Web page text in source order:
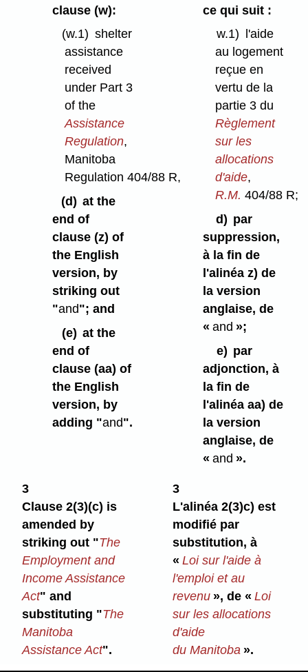
clause (w):
(w.1) shelter
assistance
received
under Part 3
of the
Assistance
Regulation,
Manitoba
Regulation 404/88 R,
(d) at the
end of
clause (z) of
the English
version, by
striking out
"and"; and
(e) at the
end of
clause (aa) of
the English
version, by
adding "and".
ce qui suit :
w.1)
l'aide
au logement
reçue en
vertu de la
partie 3 du
Règlement
sur les
allocations
d'aide,
R.M. 404/88 R;
d) par
suppression,
à la fin de
l'alinéa z) de
la version
anglaise, de
«and »;
e) par
adjonction, à
la fin de
l'alinéa aa) de
la version
anglaise, de
«and ».
3
Clause 2(3)⁠(c) is
amended by
striking out "The
Employment and
Income Assistance
Act" and
substituting "The
Manitoba
Assistance Act".
3
L'alinéa 2(3)c) est
modifié par
substitution, à
«Loi sur l'aide à
l'emploi et au
revenu », de «Loi
sur les allocations
d'aide
du Manitoba ».